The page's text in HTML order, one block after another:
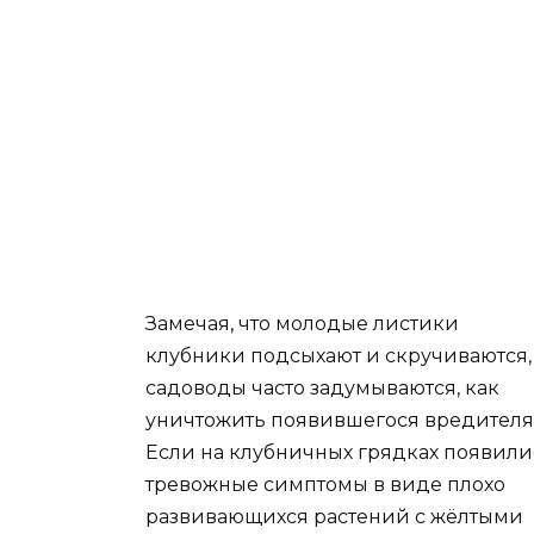
Замечая, что молодые листики
клубники подсыхают и скручиваются,
садоводы часто задумываются, как
уничтожить появившегося
Если на клубничных грядках
тревожные симптомы в виде плохо
развивающихся растений с жёлтыми